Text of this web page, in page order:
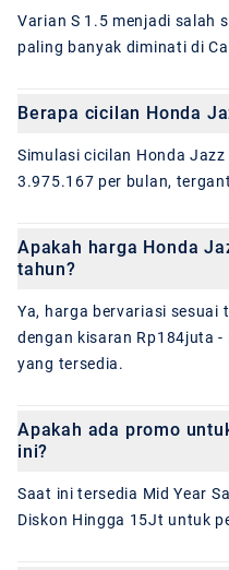
Varian S 1.5 menjadi salah
paling banyak diminati di
Berapa cicilan Honda
Simulasi cicilan Honda
3.975.167 per bulan,
Apakah harga Honda
tahun?
Ya, harga bervariasi sesuai
dengan kisaran Rp184juta
yang tersedia.
Apakah ada promo
ini?
Saat ini tersedia Mid Year
Diskon Hingga 15Jt untuk